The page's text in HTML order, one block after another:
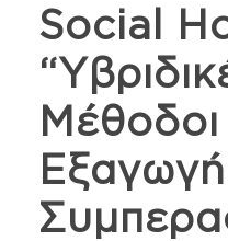
Social
Μέθοδοι
Εξαγωγή